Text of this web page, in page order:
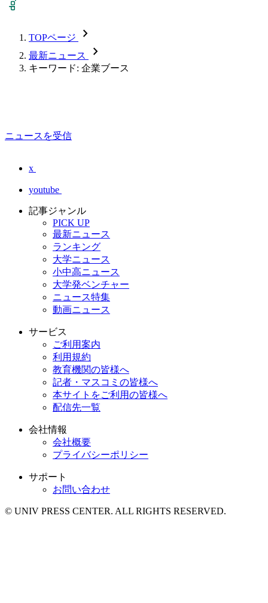
TOPページ chevron_forward
最新ニュース chevron_forward
キーワード: 企業ブース
ニュースを受信
x
youtube
記事ジャンル
PICK UP
最新ニュース
ランキング
大学ニュース
小中高ニュース
大学発ベンチャー
ニュース特集
動画ニュース
サービス
ご利用案内
利用規約
教育機関の皆様へ
記者・マスコミの皆様へ
本サイトをご利用の皆様へ
配信先一覧
会社情報
会社概要
プライバシーポリシー
サポート
お問い合わせ
© UNIV PRESS CENTER. ALL RIGHTS RESERVED.